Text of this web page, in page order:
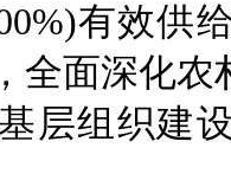
有效
全面深化
层组织建